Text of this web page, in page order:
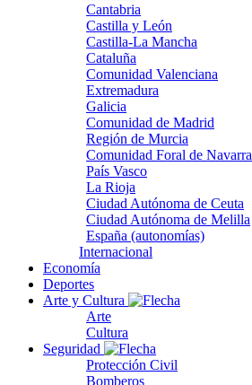
Cantabria
Castilla y León
Castilla-La Mancha
Cataluña
Comunidad Valenciana
Extremadura
Galicia
Comunidad de Madrid
Región de Murcia
Comunidad Foral de Navarra
País Vasco
La Rioja
Ciudad Autónoma de Ceuta
Ciudad Autónoma de Melilla
España (autonomías)
Internacional
Economía
Deportes
Arte y Cultura
Arte
Cultura
Seguridad
Protección Civil
Bomberos